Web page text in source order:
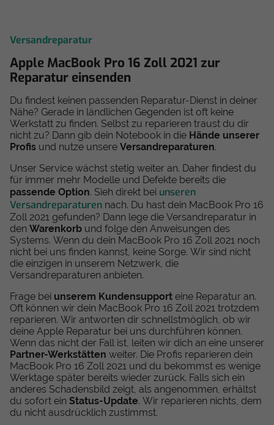
Versandreparatur
Apple MacBook Pro 16 Zoll 2021 zur
Reparatur einsenden
Du findest keinen passenden Reparatur-Dienst in deiner
Nähe? Gerade in ländlichen Gegenden ist oft keine
Werkstatt zu finden. Selbst zu reparieren traust du dir
nicht zu? Dann gib dein Notebook in die Hände unserer
Profis und nutze unsere Versandreparaturen.
Unser Service wächst stetig weiter an. Daher findest du
für immer mehr Modelle und Defekte bereits die
passende Option. Sieh direkt bei unseren
Versandreparaturen nach. Du hast dein MacBook Pro 16
Zoll 2021 gefunden? Dann lege die Versandreparatur in
den Warenkorb und folge den Anweisungen des
Systems. Wenn du dein MacBook Pro 16 Zoll 2021 noch
nicht bei uns finden kannst, keine Sorge. Wir sind nicht
die einzigen in unserem Netzwerk, die
Versandreparaturen anbieten.
Frage bei unserem Kundensupport eine Reparatur an.
Oft können wir dein MacBook Pro 16 Zoll 2021 trotzdem
reparieren. Wir antworten dir schnellstmöglich, ob wir
deine Apple Reparatur bei uns durchführen können.
Wenn das nicht der Fall ist, leiten wir dich an eine unserer
Partner-Werkstätten weiter. Die Profis reparieren dein
MacBook Pro 16 Zoll 2021 und du bekommst es wenige
Werktage später bereits wieder zurück. Falls sich ein
anderes Schadensbild zeigt, als angenommen, erhältst
du sofort ein Status-Update. Wir reparieren nichts, dem
du nicht ausdrücklich zustimmst.